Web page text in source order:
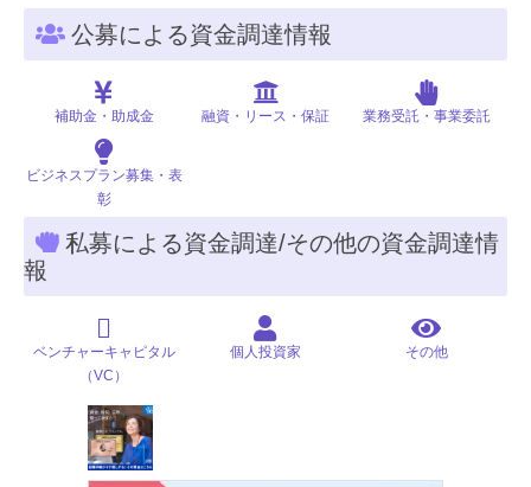
公募による資金調達情報
補助金・助成金 融資・リース・保証 業務受託・事業委託
ビジネスプラン募集・表
彰
私募による資金調達/その他の資金調達情
報
ベンチャーキャピタル
（VC）
個人投資家 その他